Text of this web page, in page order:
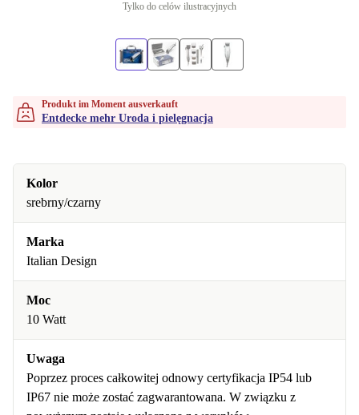
Tylko do celów ilustracyjnych
Produkt im Moment ausverkauft
Entdecke mehr Uroda i pielęgnacja
Kolor
srebrny/czarny
Marka
Italian Design
Moc
10 Watt
Uwaga
Poprzez proces całkowitej odnowy certyfikacja IP54 lub
IP67 nie może zostać zagwarantowana. W związku z